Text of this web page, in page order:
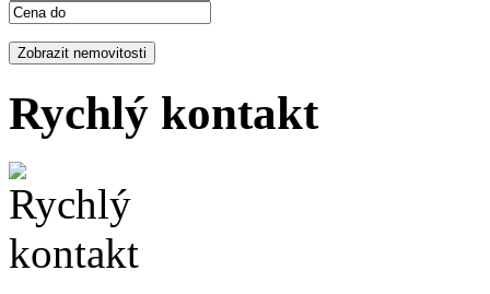
Rychlý kontakt